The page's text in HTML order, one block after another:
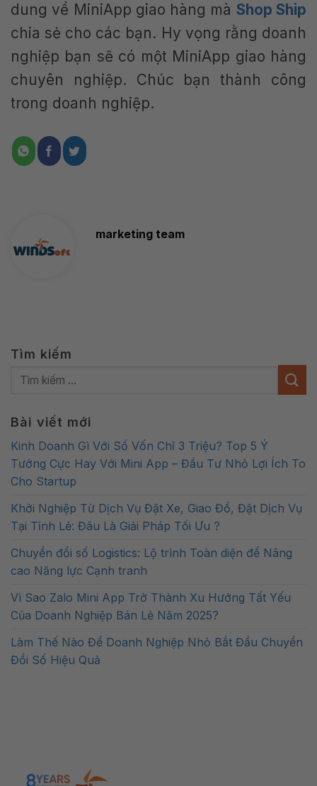
dung về MiniApp giao hàng mà Shop Ship
chia sẻ cho các bạn. Hy vọng rằng doanh
nghiệp bạn sẽ có một MiniApp giao hàng
chuyên nghiệp. Chúc bạn thành công
trong doanh nghiệp.
marketing team
Tìm kiếm
Bài viết mới
Kinh Doanh Gì Với Số Vốn Chỉ 3 Triệu? Top 5 Ý
Tưởng Cực Hay Với Mini App – Đầu Tư Nhỏ Lợi Ích To
Cho Startup
Khởi Nghiệp Từ Dịch Vụ Đặt Xe, Giao Đồ, Đặt Dịch Vụ
Tại Tỉnh Lẻ: Đâu Là Giải Pháp Tối Ưu ?
Chuyển đổi số Logistics: Lộ trình Toàn diện để Nâng
cao Năng lực Cạnh tranh
Vì Sao Zalo Mini App Trở Thành Xu Hướng Tất Yếu
Của Doanh Nghiệp Bán Lẻ Năm 2025?
Làm Thế Nào Để Doanh Nghiệp Nhỏ Bắt Đầu Chuyển
Đổi Số Hiệu Quả